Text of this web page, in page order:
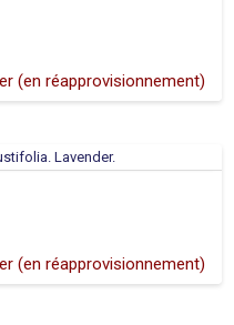
(en réapprovisionnement)
(en réapprovisionnement)